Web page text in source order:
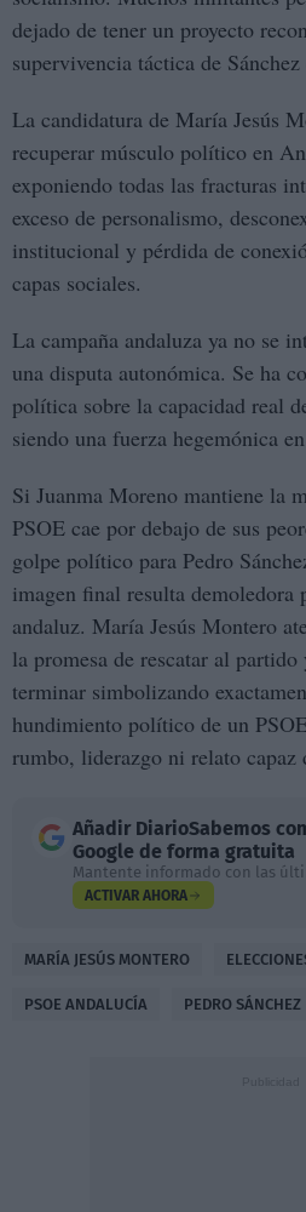
dejado de tener un proyecto
supervivencia táctica de
La candidatura de María Jesús
recuperar músculo político en
exponiendo todas las fracturas
exceso de personalismo,
institucional y pérdida de
capas sociales.
La campaña andaluza ya no se
una disputa autonómica. Se ha
política sobre la capacidad real
siendo una fuerza hegemónica
Si Juanma Moreno mantiene la
PSOE cae por debajo de sus
golpe político para Pedro
imagen final resulta demoledora
andaluz. María Jesús Montero
la promesa de rescatar al
terminar simbolizando
hundimiento político de un
rumbo, liderazgo ni relato capaz
Añadir DiarioSabemos
Google de forma gratuita
Mantente informado con las
ACTIVAR AHORA
MARÍA JESÚS MONTERO
PSOE ANDALUCÍA PEDRO SÁNCHEZ